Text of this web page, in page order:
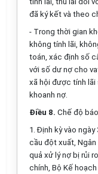
đã ký kết và theo
- Trong thời gian
không tính lãi,
toán, xác định số
với số dư nợ cho
xã hội được tính lãi
khoanh nợ.
Điều 8. Chế độ
1. Định kỳ vào
cầu đột xuất,
quả xử lý nợ bị rủi
chính, Bộ Kế